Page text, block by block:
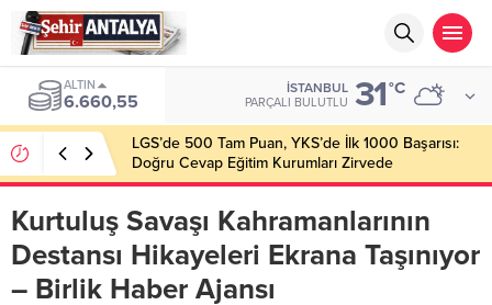
ALTIN
6.660,55
İSTANBUL
PARÇALI BULUTLU 31°C
LGS’de 500 Tam Puan, YKS’de İlk 1000 Başarısı:
Doğru Cevap Eğitim Kurumları Zirvede
Kurtuluş Savaşı Kahramanlarının
Destansı Hikayeleri Ekrana Taşınıyor
– Birlik Haber Ajansı